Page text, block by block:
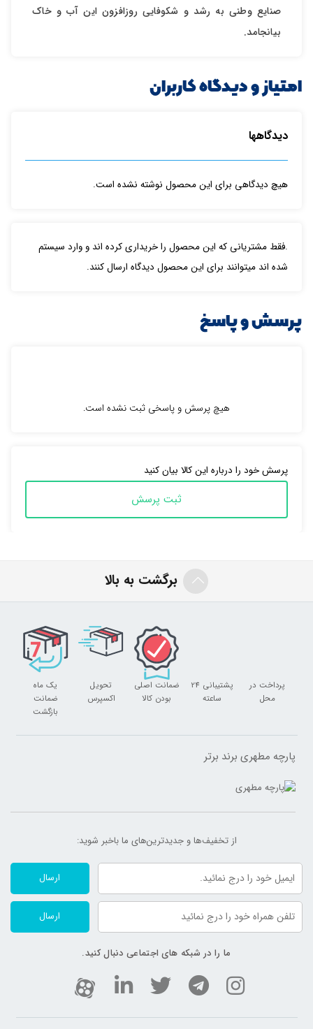
صنایع وطنی به رشد و شکوفایی روزافزون این آب و خاک
بیانجامد.
امتیاز و دیدگاه کاربران
.فقط مشتریانی که این محصول را خریداری کرده اند و وارد سیستم
شده اند میتوانند برای این محصول دیدگاه ارسال کنند.
دیدگاهها
هیچ دیدگاهی برای این محصول نوشته نشده است.
پرسش و پاسخ
هیچ پرسش و پاسخی ثبت نشده است.
پرسش خود را درباره این کالا بیان کنید
ثبت پرسش
برگشت به بالا
پرداخت در
محل
پشتیبانی 24
ساعته
ضمانت اصلی
بودن کالا
تحویل
اکسپرس
یک ماه
ضمانت
بازگشت
پارچه مطهری برند برتر
از تخفیف‌ها و جدیدترین‌های ما‌ باخبر شوید:
ارسال
ارسال
ما را در شبکه های اجتماعی دنبال کنید.